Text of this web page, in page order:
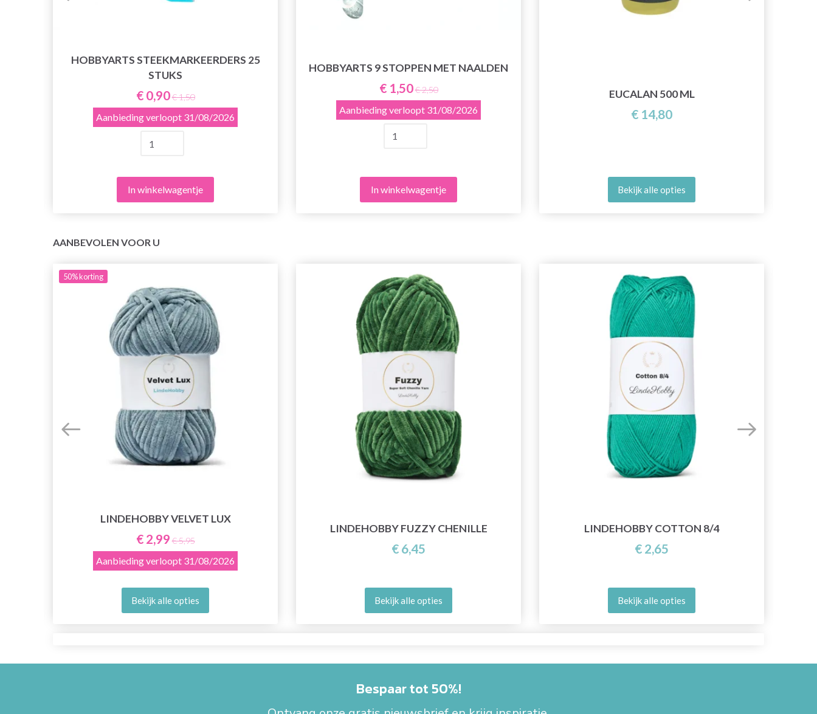
HOBBYARTS STEEKMARKEERDERS 25
STUKS
€ 0,90€ 1,50
Aanbieding verloopt 31/08/2026
In winkelwagentje
HOBBYARTS 9 STOPPEN MET NAALDEN
€ 1,50€ 2,50
Aanbieding verloopt 31/08/2026
In winkelwagentje
EUCALAN 500 ML
€ 14,80
Bekijk alle opties
AANBEVOLEN VOOR U
50%korting
LINDEHOBBY VELVET LUX
€ 2,99 € 5,95
Aanbieding verloopt 31/08/2026
Bekijk alle opties
LINDEHOBBY FUZZY CHENILLE
€ 6,45
Bekijk alle opties
LINDEHOBBY COTTON 8/4
€ 2,65
Bekijk alle opties
Bespaar tot 50%!